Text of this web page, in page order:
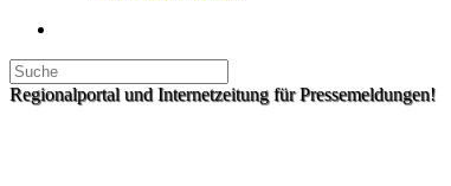
Regionalportal und Internetzeitung für Pressemeldungen!